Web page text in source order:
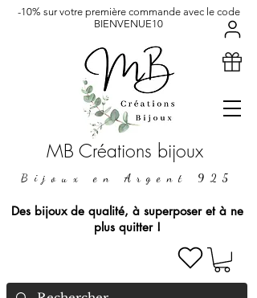
MB Créations bijoux
Bijoux en Argent 925
Des bijoux de qualité, à superposer et à ne
plus quitter !
-10% sur votre première commande avec le code
BIENVENUE10